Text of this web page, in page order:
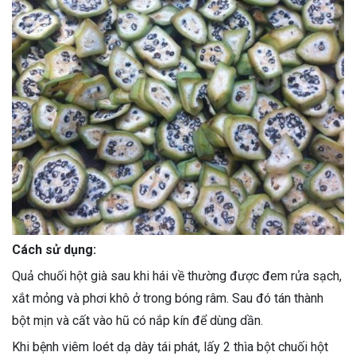
Cách sử dụng:
Quả chuối hột già sau khi hái về thường được đem rửa sạch,
xắt mỏng và phơi khô ở trong bóng râm. Sau đó tán thành
bột mịn và cất vào hũ có nắp kín để dùng dần.
Khi bệnh viêm loét dạ dày tái phát, lấy 2 thìa bột chuối hột